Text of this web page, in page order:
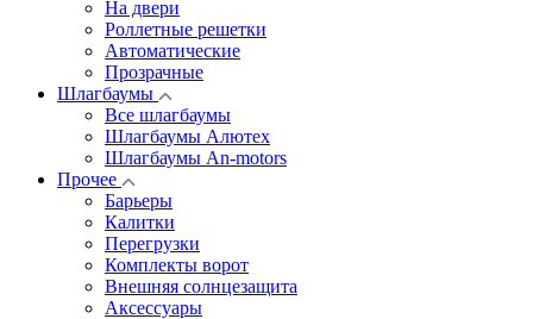
На двери
Роллетные решетки
Автоматические
Прозрачные
Шлагбаумы
Все шлагбаумы
Шлагбаумы Алютех
Шлагбаумы An-motors
Прочее
Барьеры
Калитки
Перегрузки
Комплекты ворот
Внешняя солнцезащита
Аксессуары